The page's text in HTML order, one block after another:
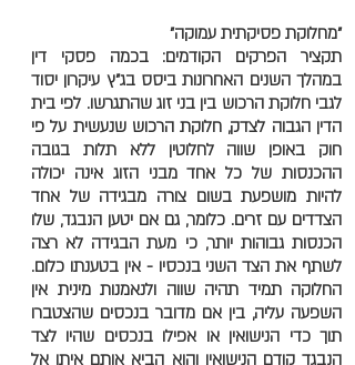
"מחלוקת פסיקתית עמוקה"
תקציר הפרקים הקודמים: בכמה פסקי דין
במהלך השנים האחרונות ביסס בג"ץ עיקרון יסוד
לגבי חלוקת הרכוש בין בני זוג שהתגרשו. לפי בית
הדין הגבוה לצדק, חלוקת הרכוש שנעשית על פי
חוק באופן שווה לחלוטין ללא תלות בגובה
ההכנסות של כל אחד מבני הזוג אינה יכולה
להיות מושפעת בשום צורה מבגידה של אחד
הצדדים עם זרים. כלומר, גם אם יטען הנבגד, שלו
הכנסות גבוהות יותר, כי מעת הבגידה לא רצה
לשתף את הצד השני בנכסיו - אין בטענתו כלום.
החלוקה תמיד תהיה שווה ולנאמנות מינית אין
השפעה עליה, בין אם מדובר בנכסים שהצטברו
תוך כדי הנישואין או אפילו בנכסים שהיו לצד
הנבגד קודם הנישואין והוא הביא אותם איתו אל